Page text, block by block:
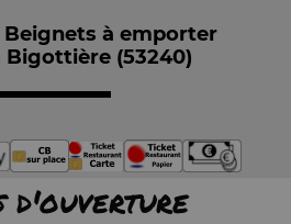
Beignets à emporter
Bigottière (53240)
d'ouverture